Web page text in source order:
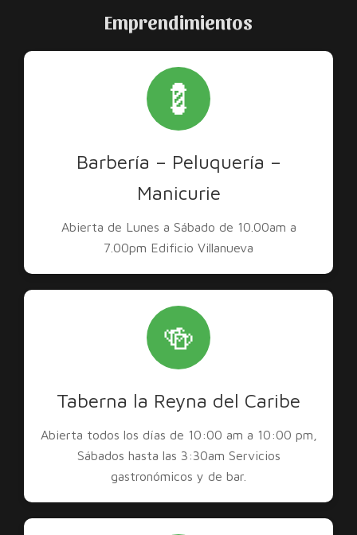
Emprendimientos
💈
Barbería – Peluquería –
Manicurie
Abierta de Lunes a Sábado de 10.00am a
7.00pm Edificio Villanueva
🍻
Taberna la Reyna del Caribe
Abierta todos los días de 10:00 am a 10:00 pm,
Sábados hasta las 3:30am Servicios
gastronómicos y de bar.